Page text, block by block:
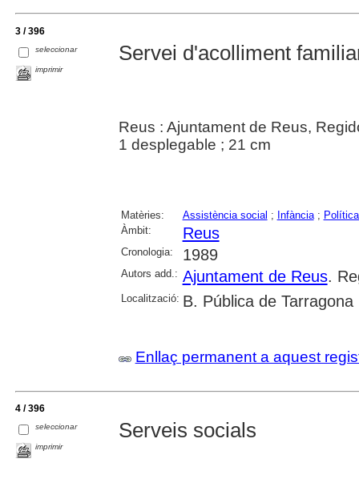
3 / 396
seleccionar
imprimir
Servei d'acolliment
Reus : Ajuntament de Reus,
1 desplegable ; 21 cm
Matèries: Assistència social ; Infància;
Àmbit:
Reus
Cronologia: 1989
Autors add.: Ajuntament de Reus.
Localització: B. Pública de Tarragona
Enllaç permanent a aquest
4 / 396
seleccionar
imprimir
Serveis socials